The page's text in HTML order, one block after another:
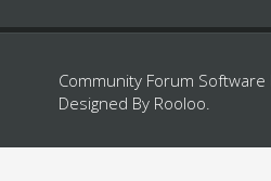
Community Forum Software
Designed By Rooloo.